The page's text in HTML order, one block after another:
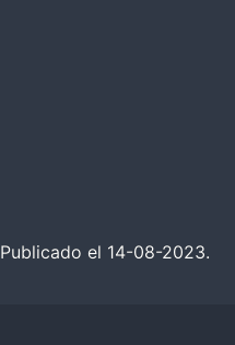
Publicado el 14-08-2023.